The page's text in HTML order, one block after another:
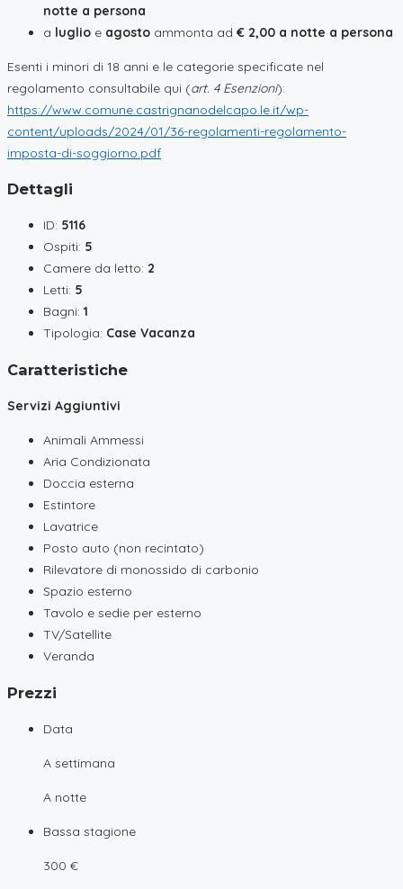
notte a persona
a luglio e agosto ammonta ad € 2,00 a notte a persona
Esenti i minori di 18 anni e le categorie specificate nel
regolamento consultabile qui (art. 4 Esenzioni):
https://www.comune.castrignanodelcapo.le.it/wp-
content/uploads/2024/01/36-regolamenti-regolamento-
imposta-di-soggiorno.pdf
Dettagli
ID: 5116
Ospiti: 5
Camere da letto: 2
Letti: 5
Bagni: 1
Tipologia: Case Vacanza
Caratteristiche
Servizi Aggiuntivi
Animali Ammessi
Aria Condizionata
Doccia esterna
Estintore
Lavatrice
Posto auto (non recintato)
Rilevatore di monossido di carbonio
Spazio esterno
Tavolo e sedie per esterno
TV/Satellite
Veranda
Prezzi
Data
A settimana
A notte
Bassa stagione
300 €